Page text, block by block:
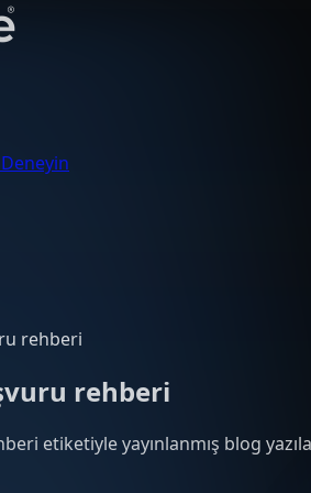
rehberi
rehberi
etiketiyle yayınlanmış blog